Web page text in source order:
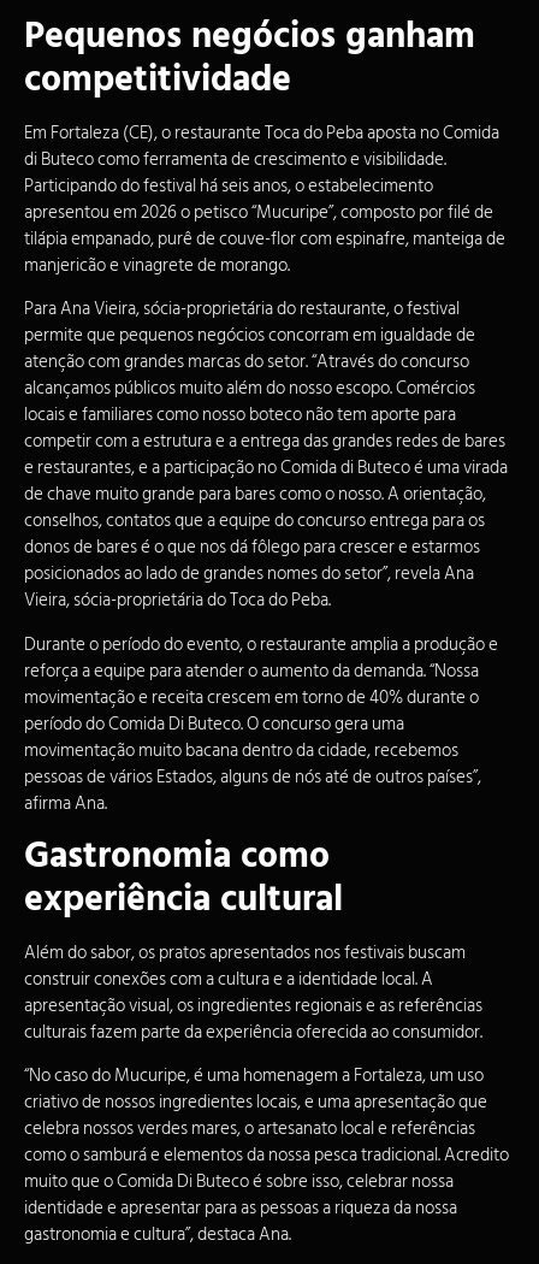
Pequenos negócios ganham
competitividade
Em Fortaleza (CE), o restaurante Toca do Peba aposta no Comida
di Buteco como ferramenta de crescimento e visibilidade.
Participando do festival há seis anos, o estabelecimento
apresentou em 2026 o petisco “Mucuripe”, composto por filé de
tilápia empanado, purê de couve-flor com espinafre, manteiga de
manjericão e vinagrete de morango.
Para Ana Vieira, sócia-proprietária do restaurante, o festival
permite que pequenos negócios concorram em igualdade de
atenção com grandes marcas do setor. “Através do concurso
alcançamos públicos muito além do nosso escopo. Comércios
locais e familiares como nosso boteco não tem aporte para
competir com a estrutura e a entrega das grandes redes de bares
e restaurantes, e a participação no Comida di Buteco é uma virada
de chave muito grande para bares como o nosso. A orientação,
conselhos, contatos que a equipe do concurso entrega para os
donos de bares é o que nos dá fôlego para crescer e estarmos
posicionados ao lado de grandes nomes do setor”, revela Ana
Vieira, sócia-proprietária do Toca do Peba.
Durante o período do evento, o restaurante amplia a produção e
reforça a equipe para atender o aumento da demanda. “Nossa
movimentação e receita crescem em torno de 40% durante o
período do Comida Di Buteco. O concurso gera uma
movimentação muito bacana dentro da cidade, recebemos
pessoas de vários Estados, alguns de nós até de outros países”,
afirma Ana.
Gastronomia como
experiência cultural
Além do sabor, os pratos apresentados nos festivais buscam
construir conexões com a cultura e a identidade local. A
apresentação visual, os ingredientes regionais e as referências
culturais fazem parte da experiência oferecida ao consumidor.
“No caso do Mucuripe, é uma homenagem a Fortaleza, um uso
criativo de nossos ingredientes locais, e uma apresentação que
celebra nossos verdes mares, o artesanato local e referências
como o samburá e elementos da nossa pesca tradicional. Acredito
muito que o Comida Di Buteco é sobre isso, celebrar nossa
identidade e apresentar para as pessoas a riqueza da nossa
gastronomia e cultura”, destaca Ana.